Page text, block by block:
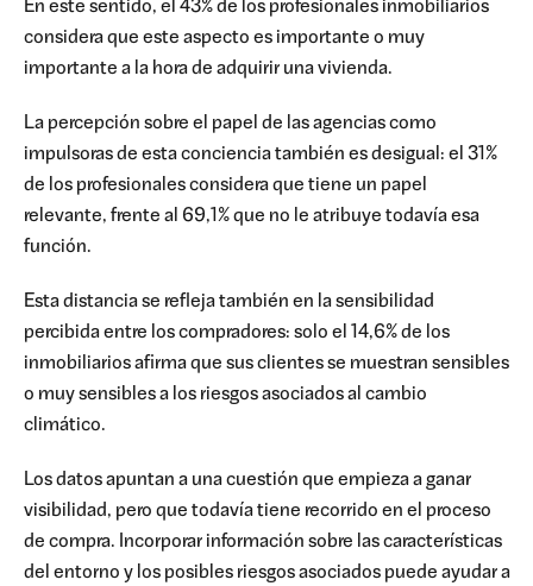
En este sentido, el 43% de los profesionales inmobiliarios
considera que este aspecto es importante o muy
importante a la hora de adquirir una vivienda.
La percepción sobre el papel de las agencias como
impulsoras de esta conciencia también es desigual: el 31%
de los profesionales considera que tiene un papel
relevante, frente al 69,1% que no le atribuye todavía esa
función.
Esta distancia se refleja también en la sensibilidad
percibida entre los compradores: solo el 14,6% de los
inmobiliarios afirma que sus clientes se muestran sensibles
o muy sensibles a los riesgos asociados al cambio
climático.
Los datos apuntan a una cuestión que empieza a ganar
visibilidad, pero que todavía tiene recorrido en el proceso
de compra. Incorporar información sobre las características
del entorno y los posibles riesgos asociados puede ayudar a